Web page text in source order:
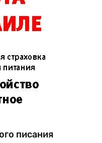
писания